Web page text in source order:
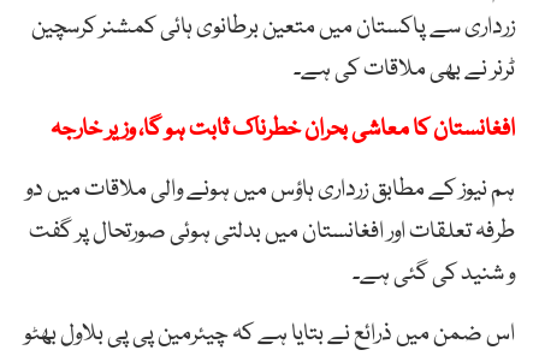
زرداری سے پاکستان میں متعین برطانوی ہائی کمشنر کرسچین
ٹرنر نے بھی ملاقات کی ہے۔
افغانستان کا معاشی بحران خطرناک ثابت ہو گا، وزیر خارجہ
ہم نیوز کے مطابق زرداری ہاؤس میں ہونے والی ملاقات میں دو
طرفہ تعلقات اور افغانستان میں بدلتی ہوئی صورتحال پر گفت
و شنید کی گئی ہے۔
اس ضمن میں ذرائع نے بتایا ہے کہ چیئرمین پی پی بلاول بھٹو